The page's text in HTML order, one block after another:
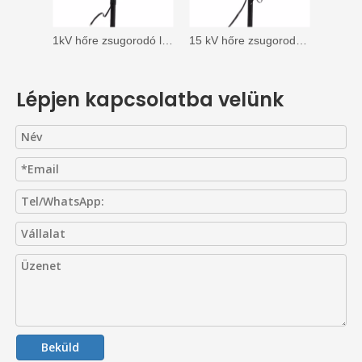
Lépjen kapcsolatba velünk
Beküld